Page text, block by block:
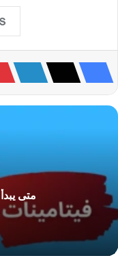
متى